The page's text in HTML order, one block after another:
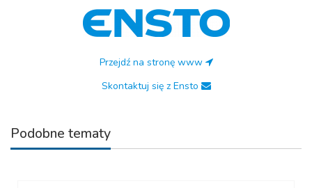
Przejdź na stronę www
Skontaktuj się z Ensto
Podobne tematy